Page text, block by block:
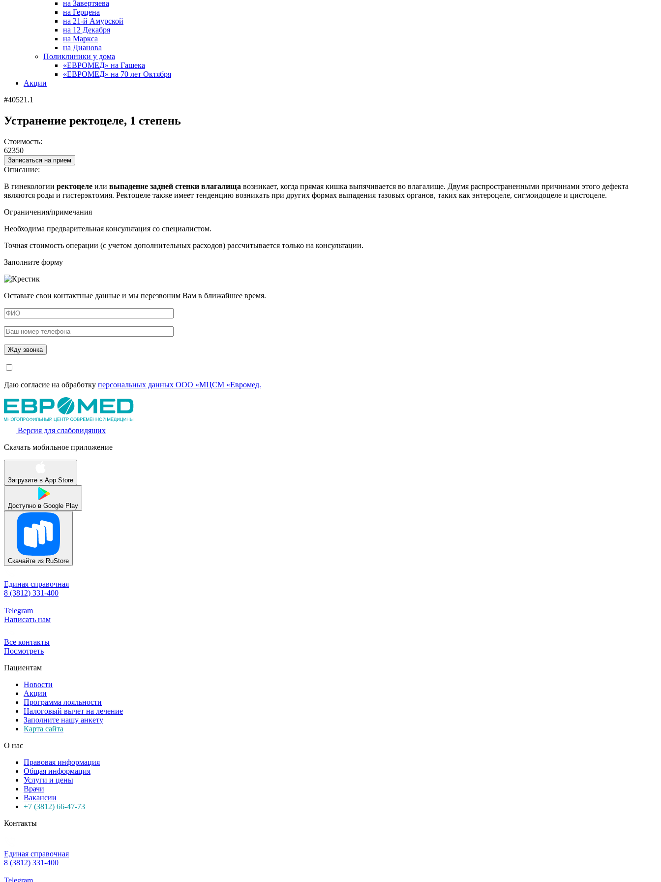
на Завертяева
на Герцена
на 21-й Амурской
на 12 Декабря
на Маркса
на Дианова
Поликлиники у дома
«ЕВРОМЕД» на Гашека
«ЕВРОМЕД» на 70 лет Октября
Акции
#40521.1
Устранение ректоцеле, 1 степень
Стоимость:
62350
Записаться на прием
Описание:
В гинекологии ректоцеле или выпадение задней стенки влагалища возникает, когда прямая кишка выпячивается во влагалище. Двумя распространенными причинами этого дефекта
являются роды и гистерэктомия. Ректоцеле также имеет тенденцию возникать при других формах выпадения тазовых органов, таких как энтероцеле, сигмоидоцеле и цистоцеле.
Ограничения/примечания
Необходима предварительная консультация со специалистом.
Точная стоимость операции (с учетом дополнительных расходов) рассчитывается только на консультации.
Заполните форму
Оставьте свои контактные данные и мы перезвоним Вам в ближайшее время.
Даю согласие на обработку персональных данных ООО «МЦСМ «Евромед.
Версия для слабовидящих
Скачать мобильное приложение
Загрузите в App Store
Доступно в Google Play
Скачайте из RuStore
Единая справочная
8 (3812) 331-400
Telegram
Написать нам
Все контакты
Посмотреть
Пациентам
Новости
Акции
Программа лояльности
Налоговый вычет на лечение
Заполните нашу анкету
Карта сайта
О нас
Правовая информация
Общая информация
Услуги и цены
Врачи
Вакансии
+7 (3812) 66-47-73
Контакты
Единая справочная
8 (3812) 331-400
Telegram